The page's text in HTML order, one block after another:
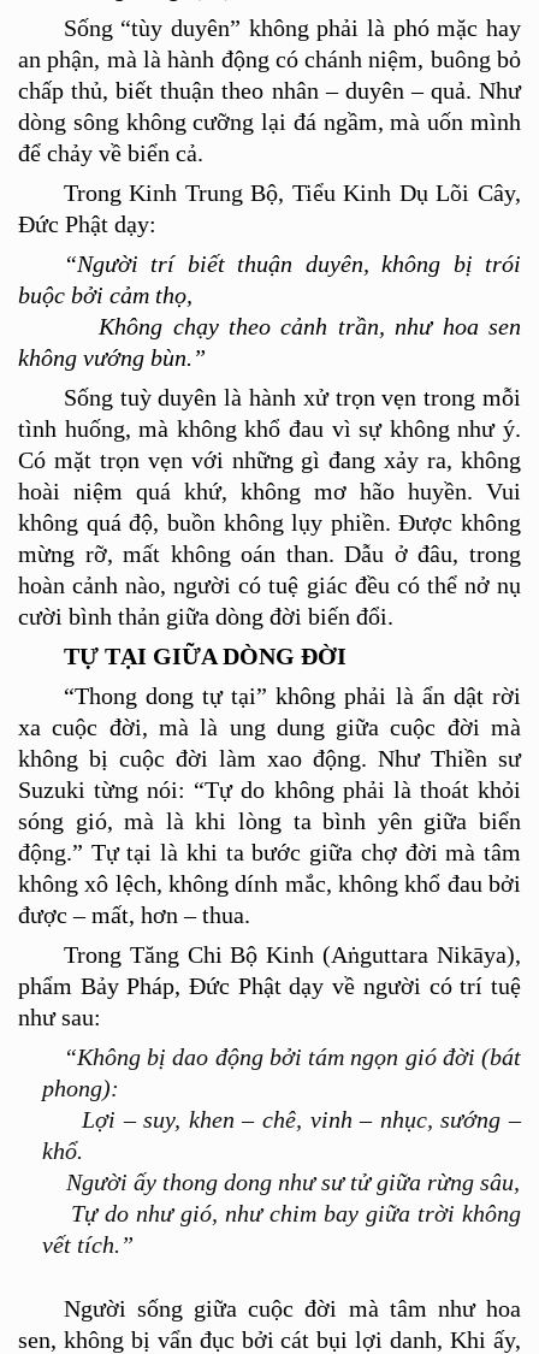
Sống “tùy duyên” không phải là phó mặc hay
an phận, mà là hành động có chánh niệm, buông bỏ
chấp thủ, biết thuận theo nhân – duyên – quả. Như
dòng sông không cưỡng lại đá ngầm, mà uốn mình
để chảy về biển cả.
Trong Kinh Trung Bộ, Tiểu Kinh Dụ Lõi Cây,
Đức Phật dạy:
“Người trí biết thuận duyên, không bị trói
buộc bởi cảm thọ,
Không chạy theo cảnh trần, như hoa sen
không vướng bùn.”
Sống tuỳ duyên là hành xử trọn vẹn trong mỗi
tình huống, mà không khổ đau vì sự không như ý.
Có mặt trọn vẹn với những gì đang xảy ra, không
hoài niệm quá khứ, không mơ hão huyền. Vui
không quá độ, buồn không lụy phiền. Được không
mừng rỡ, mất không oán than. Dẫu ở đâu, trong
hoàn cảnh nào, người có tuệ giác đều có thể nở nụ
cười bình thản giữa dòng đời biến đổi.
TỰ TẠI GIỮA DÒNG ĐỜI
“Thong dong tự tại” không phải là ẩn dật rời
xa cuộc đời, mà là ung dung giữa cuộc đời mà
không bị cuộc đời làm xao động. Như Thiền sư
Suzuki từng nói: “Tự do không phải là thoát khỏi
sóng gió, mà là khi lòng ta bình yên giữa biển
động.” Tự tại là khi ta bước giữa chợ đời mà tâm
không xô lệch, không dính mắc, không khổ đau bởi
được – mất, hơn – thua.
Trong Tăng Chi Bộ Kinh (Aṅguttara Nikāya),
phẩm Bảy Pháp, Đức Phật dạy về người có trí tuệ
như sau:
“Không bị dao động bởi tám ngọn gió đời (bát
phong):
Lợi – suy, khen – chê, vinh – nhục, sướng –
khổ.
Người ấy thong dong như sư tử giữa rừng sâu,
Tự do như gió, như chim bay giữa trời không
vết tích.”
Người sống giữa cuộc đời mà tâm như hoa
sen, không bị vẩn đục bởi cát bụi lợi danh, Khi ấy,